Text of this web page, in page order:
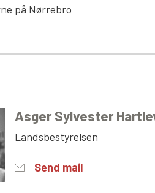
på Nørrebro
Asger Sylvester
Landsbestyrelsen
Send mail